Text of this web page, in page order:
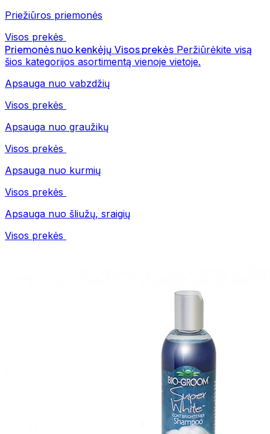
Priežiūros priemonės
Visos prekės
Priemonės nuo kenkėjų Visos prekės Peržiūrėkite visą
šios kategorijos asortimentą vienoje vietoje.
Apsauga nuo vabzdžių
Visos prekės
Apsauga nuo graužikų
Visos prekės
Apsauga nuo kurmių
Visos prekės
Apsauga nuo šliužų, sraigių
Visos prekės